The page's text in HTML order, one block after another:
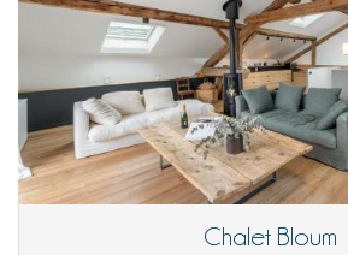
Chalet Bloum